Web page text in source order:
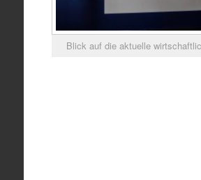
Blick auf die aktuelle